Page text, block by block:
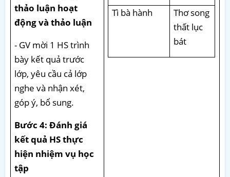
thảo luận hoạt
động và thảo luận
- GV mời 1 HS trình
bày kết quả trước
lớp, yêu cầu cả lớp
nghe và nhận xét,
góp ý, bổ sung.
Bước 4: Đánh giá
kết quả HS thực
hiện nhiệm vụ học
tập
Tì bà hành
Thơ song
thất lục
bát